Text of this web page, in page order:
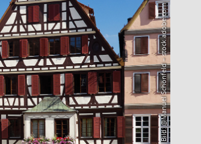
Bild: @Manuel Schönfeld – stock.adobe.com